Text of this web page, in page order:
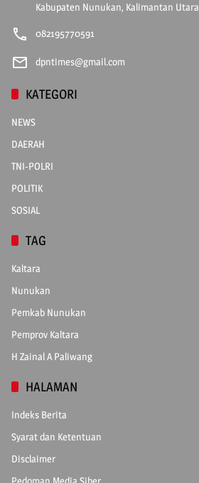
Kabupaten Nunukan, Kalimantan Utara
082195770591
dpntimes@gmail.com
KATEGORI
NEWS
DAERAH
TNI-POLRI
POLITIK
SOSIAL
TAG
Kaltara
Nunukan
Pemkab Nunukan
Pemprov Kaltara
H Zainal A Paliwang
HALAMAN
Indeks Berita
Syarat dan Ketentuan
Disclaimer
Pedoman Media Siber